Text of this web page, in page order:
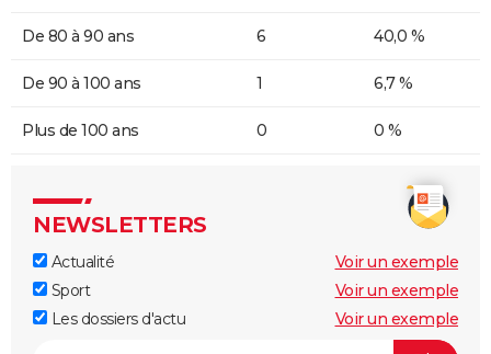
De 80 à 90 ans 6 40,0 %
De 90 à 100 ans 1 6,7 %
Plus de 100 ans 0 0 %
NEWSLETTERS
Actualité
Voir un exemple
Sport
Voir un exemple
Les dossiers d'actu
Voir un exemple